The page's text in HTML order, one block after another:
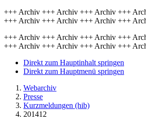
+++ Archiv +++ Archiv +++ Archiv +++
+++ Archiv +++ Archiv +++ Archiv +++
+++ Archiv +++ Archiv +++ Archiv +++
+++ Archiv +++ Archiv +++ Archiv +++
Direkt zum Hauptinhalt springen
Direkt zum Hauptmenü springen
Webarchiv
Presse
Kurzmeldungen (hib)
201412